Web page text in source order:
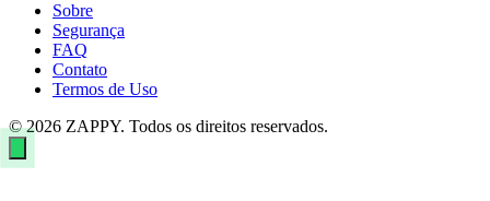
Sobre
Segurança
FAQ
Contato
Termos de Uso
© 2026 ZAPPY. Todos os direitos reservados.